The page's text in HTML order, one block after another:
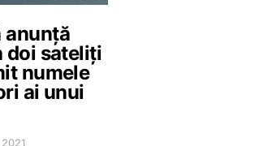
anunță
doi sateliți
numele
ai unui